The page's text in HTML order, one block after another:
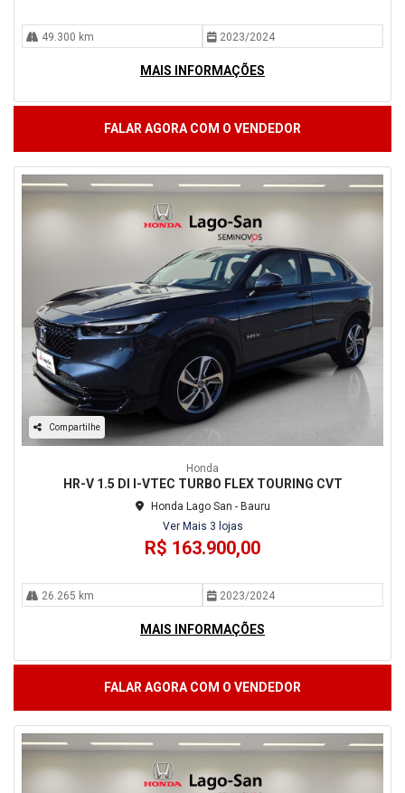
49.300 km 2023/2024
MAIS INFORMAÇÕES
FALAR AGORA COM O VENDEDOR
Compartilhe
Honda
HR-V 1.5 DI I-VTEC TURBO FLEX TOURING CVT
Honda Lago San - Bauru
Ver Mais 3 lojas
R$ 163.900,00
26.265 km 2023/2024
MAIS INFORMAÇÕES
FALAR AGORA COM O VENDEDOR